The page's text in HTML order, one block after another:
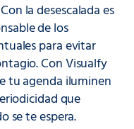
Con la desescalada es
de los
para evitar
Con Visualfy
tu agenda iluminen
que
se te espera.